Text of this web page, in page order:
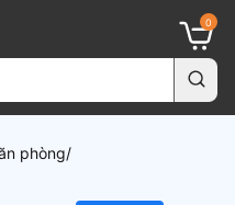
0
phòng